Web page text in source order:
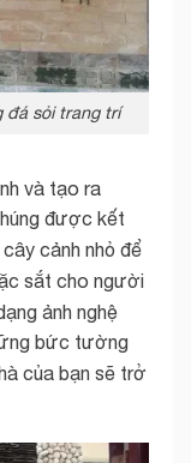
đá sỏi trang trí
và tạo ra
được kết
cảnh nhỏ để
sắt cho người
ảnh nghệ
bức tường
của bạn sẽ trở